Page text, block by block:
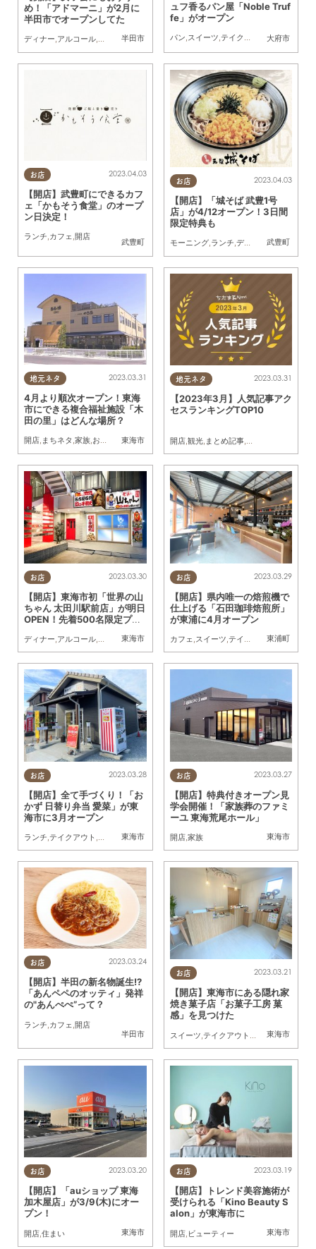
半田市
め！「アドマーニ」が2月に
半田市でオープンしてた
ディナー,アルコール,開店 友人 大府市
ュフ香るパン屋「Noble Truf
fe」がオープン
パン,スイーツ,テイクアウト ,開店
お店
武豊町
2023.04.03
【開店】武豊町にできるカフ
ェ「かもそう食堂」のオープ
ン日決定！
ランチ,カフェ,開店
お店
武豊町
2023.04.03
【開店】「城そば 武豊1号
店」が4/12オープン！3日間
限定特典も
モーニング,ランチ,ディナー ,開店,家族
地元ネタ
東海市
2023.03.31
4月より順次オープン！東海
市にできる複合福祉施設「木
田の里」はどんな場所？
開店, まちネタ ,家族,おひとりさま ,トレンド,大田小学校
地元ネタ 2023.03.31
【2023年3月】人気記事アク
セスランキングTOP10
開店,観光, まとめ記事,家族
お店
東海市
2023.03.30
【開店】東海市初「世界の山
ちゃん 太田川駅前店」が明日
OPEN！先着500名限定プレ
ディナー,アルコール,開店
お店
東浦町
2023.03.29
【開店】県内唯一の焙煎機で
仕上げる「石田珈琲焙煎所」
が東浦に4月オープン
カフェ,スイーツ,テイクアウト ,開店
お店
東海市
2023.03.28
【開店】全て手づくり！「お
かず 日替り弁当 愛菜」が東
海市に3月オープン
ランチ,テイクアウト ,開店
お店
東海市
2023.03.27
【開店】特典付きオープン見
学会開催！「家族葬のファミ
ーユ 東海荒尾ホール」
開店,家族
お店
半田市
2023.03.24
【開店】半田の新名物誕生!?
「あんペペのオッティ」発祥
の"あんぺぺ”って？
ランチ,カフェ,開店
お店
東海市
2023.03.21
【開店】東海市にある隠れ家
焼き菓子店「お菓子工房 菓
感」を見つけた
スイーツ テイクアウト 開店,友人
お店
東海市
2023.03.20
【開店】「auショップ 東海
加木屋店」が3/9(木)にオー
プン！
開店 住まい
お店
東海市
2023.03.19
【開店】トレンド美容施術が
受けられる「Kino Beauty S
alon」が東海市に
開店, ビューティー